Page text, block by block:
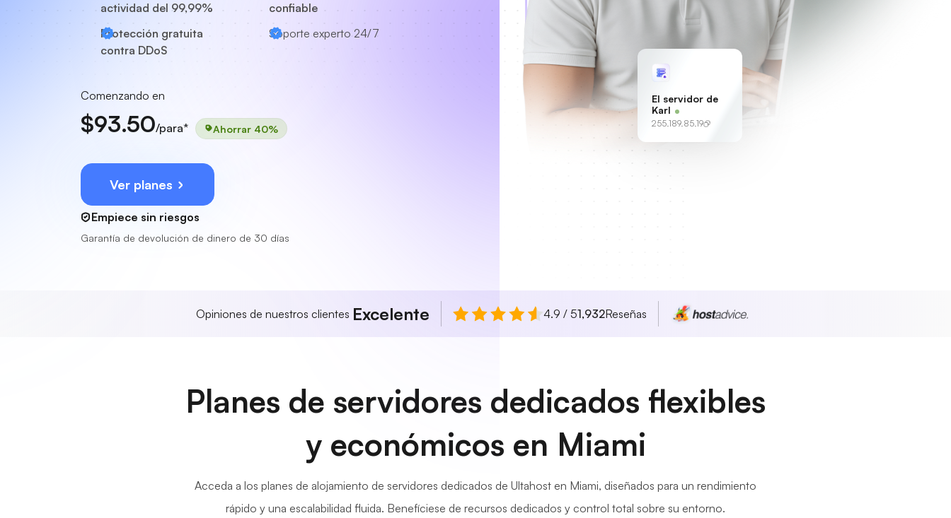
actividad del 99,99%
confiable
Protección gratuita
contra DDoS
Soporte experto 24/7
Comenzando en
$93.50/para* Ahorrar 40%
Ver planes
Empiece sin riesgos
Garantía de devolución de dinero de 30 días
El servidor de
Karl
255.189.85.19
Opiniones de nuestros clientes Excelente 4.9 / 51,932Reseñas
Planes de servidores dedicados flexibles
y económicos en Miami
Acceda a los planes de alojamiento de servidores dedicados de Ultahost en Miami, diseñados para un rendimiento
rápido y una escalabilidad fluida. Benefíciese de recursos dedicados y control total sobre su entorno.